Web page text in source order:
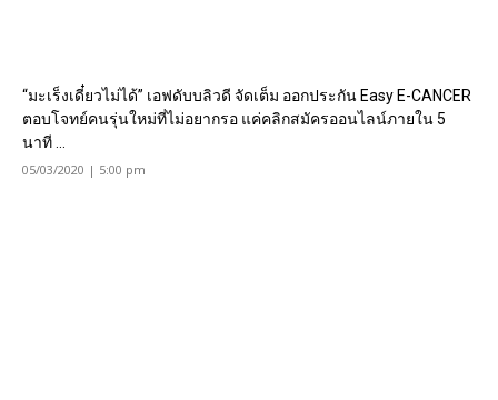
“มะเร็งเดี๋ยวไม่ได้” เอฟดับบลิวดี จัดเต็ม ออกประกัน Easy E-CANCER
ตอบโจทย์คนรุ่นใหม่ที่ไม่อยากรอ แค่คลิกสมัครออนไลน์ภายใน 5
นาที ...
05/03/2020 | 5:00 pm